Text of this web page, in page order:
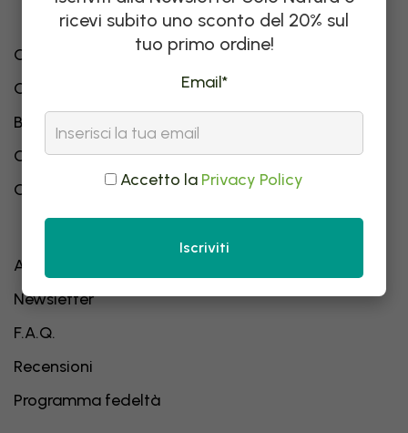
Chi siamo
Come nascono le idee
Blog
Contatti
Catalogo Integratori Alimentari
Affiliazione
Newsletter
F.A.Q.
Recensioni
Programma fedeltà
ricevi subito uno sconto del 20% sul
tuo primo ordine!
Email*
Accetto la Privacy Policy
Iscriviti